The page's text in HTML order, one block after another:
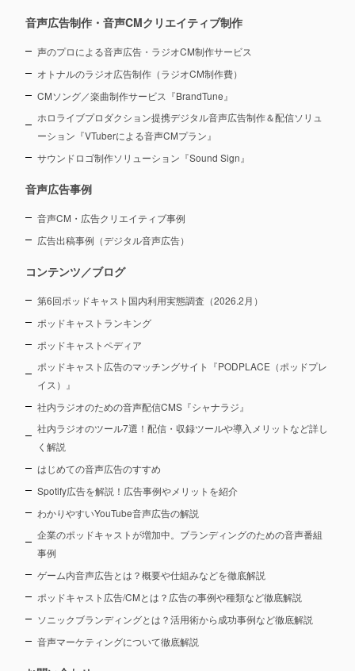
音声広告制作・音声CMクリエイティブ制作
声のプロによる音声広告・ラジオCM制作サービス
オトナルのラジオ広告制作（ラジオCM制作費）
CMソング／楽曲制作サービス『BrandTune』
ホロライブプロダクション提携デジタル音声広告制作＆配信ソリュ
ーション 『VTuberによる音声CMプラン』
サウンドロゴ制作ソリューション『Sound Sign』
音声広告事例
音声CM・広告クリエイティブ事例
広告出稿事例（デジタル音声広告）
コンテンツ／ブログ
第6回ポッドキャスト国内利用実態調査（2026.2月）
ポッドキャストランキング
ポッドキャストペディア
ポッドキャスト広告のマッチングサイト『PODPLACE（ポッドプレ
イス）』
社内ラジオのための音声配信CMS『シャナラジ』
社内ラジオのツール7選！配信・収録ツールや導入メリットなど詳し
く解説
はじめての音声広告のすすめ
Spotify広告を解説！広告事例やメリットを紹介
わかりやすいYouTube音声広告の解説
企業のポッドキャストが増加中。ブランディングのための音声番組
事例
ゲーム内音声広告とは？概要や仕組みなどを徹底解説
ポッドキャスト広告/CMとは？広告の事例や種類など徹底解説
ソニックブランディングとは？活用術から成功事例など徹底解説
音声マーケティングについて徹底解説